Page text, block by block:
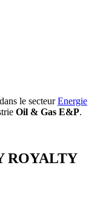
le secteurEnergie
Oil & Gas E&P.
ROYALTY